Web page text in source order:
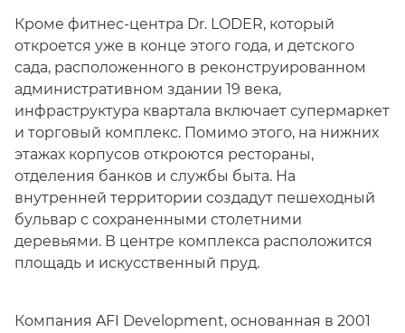
Кроме фитнес-центра Dr. LODER, который
откроется уже в конце этого года, и детского
сада, расположенного в реконструированном
административном здании 19 века,
инфраструктура квартала включает супермаркет
и торговый комплекс. Помимо этого, на нижних
этажах корпусов откроются рестораны,
отделения банков и службы быта. На
внутренней территории создадут пешеходный
бульвар с сохраненными столетними
деревьями. В центре комплекса расположится
площадь и искусственный пруд.
Компания AFI Development, основанная в 2001